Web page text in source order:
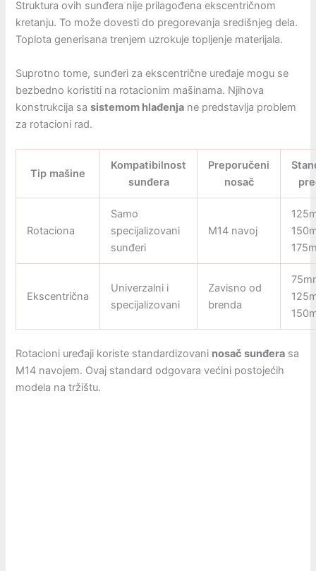
Struktura ovih sunđera nije prilagođena ekscentričnom
kretanju. To može dovesti do pregorevanja središnjeg dela.
Toplota generisana trenjem uzrokuje topljenje materijala.
Suprotno tome, sunđeri za ekscentrične uređaje mogu se
bezbedno koristiti na rotacionim mašinama. Njihova
konstrukcija sasistemom hlađenja ne predstavlja problem
za rotacioni rad.
Tip mašine
Kompatibilnost
sunđera
Preporučeni
nosač
Rotaciona
Samo
specijalizovani
sunđeri
M14 navoj
Ekscentrična
Univerzalni i
specijalizovani
Zavisno od
brenda
Rotacioni uređaji koriste standardizovani nosač sunđera sa
M14 navojem. Ovaj standard odgovara većini postojećih
modela na tržištu.